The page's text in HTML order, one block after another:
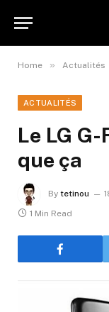
Home » Actualités
ACTUALITÉS
Le LG
que ça
By tetinou
1 Min Read